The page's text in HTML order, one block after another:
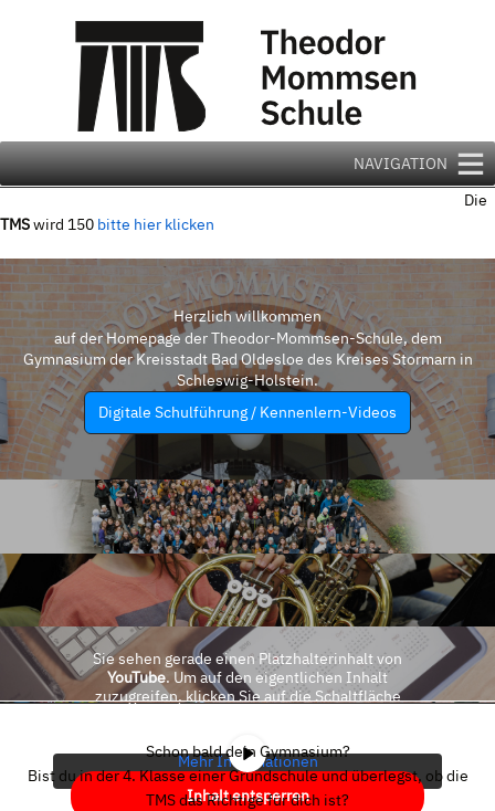
NAVIGATION
Die
TMSwird 150 bitte hier klicken
Herzlich willkommen
auf der Homepage der Theodor-Mommsen-Schule, dem
Gymnasium der Kreisstadt Bad Oldesloe des Kreises Stormarn in
Schleswig-Holstein.
Digitale Schulführung / Kennenlern-Videos
Sie sehen gerade einen Platzhalterinhalt von
YouTube. Um auf den eigentlichen Inhalt
zuzugreifen, klicken Sie auf die Schaltfläche
Mehr Informationen
Inhalt entsperren
Schon bald dein Gymnasium?
Bist du in der 4. Klasse einer Grundschule und überlegst, ob die
TMS das Richtige für dich ist?